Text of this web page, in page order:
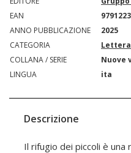
EAN
ANNO PUBBLICAZIONE
2025
CATEGORIA
COLLANA / SERIE
Nuove
LINGUA
ita
Descrizione
Il rifugio dei piccoli è una